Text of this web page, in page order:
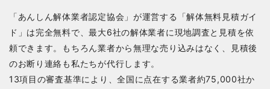
「あんしん解体業者認定協会」が運営する「解体無料見積ガイ
ド」は完全無料で、最大6社の解体業者に現地調査と見積を依
頼できます。もちろん業者から無理な売り込みはなく、見積後
のお断り連絡も私たちが代行します。
13項目の審査基準により、全国に点在する業者約75,000社か